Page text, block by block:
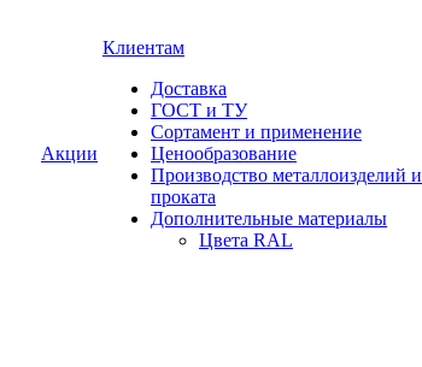
Акции
Клиентам
Доставка
ГОСТ и ТУ
Сортамент и применение
Ценообразование
Производство металлоизделий и
проката
Дополнительные материалы
Цвета RAL